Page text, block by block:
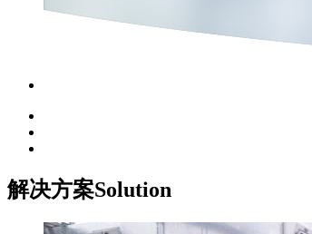
解决方案Solution